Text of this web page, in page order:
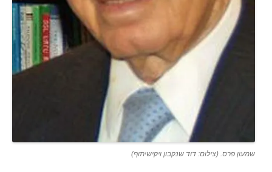
שמעון פרס. (צילום: דוד שנקבון ויקישיתוף)